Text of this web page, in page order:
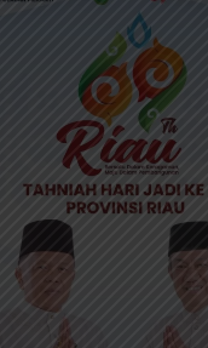
HUT RIAU